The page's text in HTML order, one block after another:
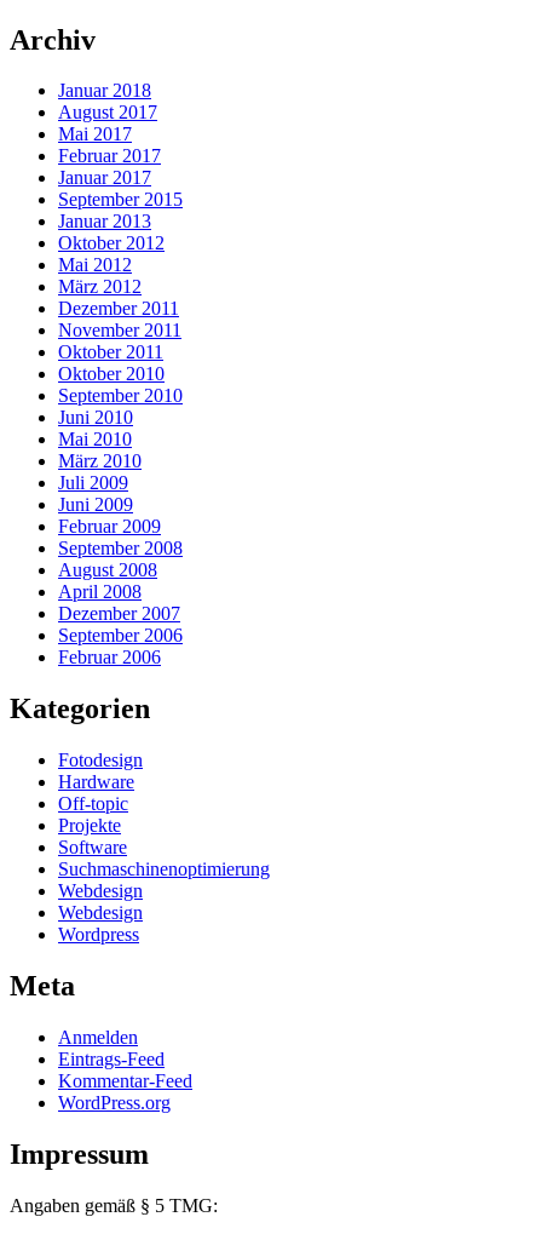
Archiv
Januar 2018
August 2017
Mai 2017
Februar 2017
Januar 2017
September 2015
Januar 2013
Oktober 2012
Mai 2012
März 2012
Dezember 2011
November 2011
Oktober 2011
Oktober 2010
September 2010
Juni 2010
Mai 2010
März 2010
Juli 2009
Juni 2009
Februar 2009
September 2008
August 2008
April 2008
Dezember 2007
September 2006
Februar 2006
Kategorien
Fotodesign
Hardware
Off-topic
Projekte
Software
Suchmaschinenoptimierung
Webdesign
Webdesign
Wordpress
Meta
Anmelden
Eintrags-Feed
Kommentar-Feed
WordPress.org
Impressum
Angaben gemäß § 5 TMG: